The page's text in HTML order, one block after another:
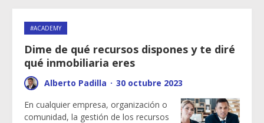
#ACADEMY
Dime de qué recursos dispones y te diré
qué inmobiliaria eres
Alberto Padilla · 30 octubre 2023
En cualquier empresa, organización o
comunidad, la gestión de los recursos